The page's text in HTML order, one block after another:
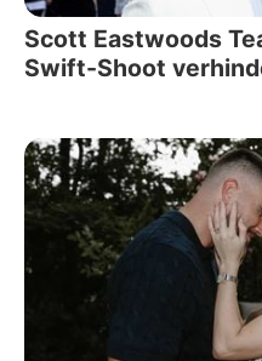
Scott Eastwoods
Swift-Shoot